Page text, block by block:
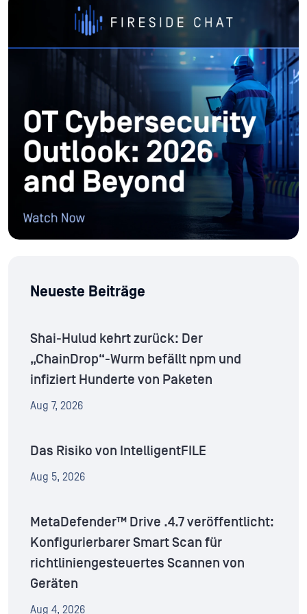
Neueste Beiträge
Shai-Hulud kehrt zurück: Der
„ChainDrop“-Wurm befällt npm und
infiziert Hunderte von Paketen
Aug 7, 2026
Das Risiko von IntelligentFILE
Aug 5, 2026
MetaDefender™ Drive .4.7 veröffentlicht:
Konfigurierbarer Smart Scan für
richtliniengesteuertes Scannen von
Geräten
Aug 4, 2026